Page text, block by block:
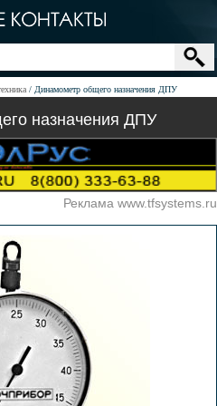
Динамометр общего назначения ДПУ
назначения ДПУ
Реклама www.tfsystems.ru